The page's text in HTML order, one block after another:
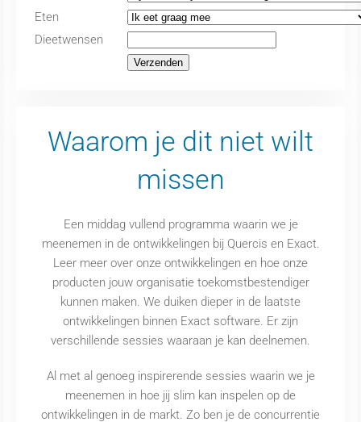
Eten
Dieetwensen
Waarom je dit niet wilt
missen
Een middag vullend programma waarin we je
meenemen in de ontwikkelingen bij Quercis en Exact.
Leer meer over onze ontwikkelingen en hoe onze
producten jouw organisatie toekomstbestendiger
kunnen maken. We duiken dieper in de laatste
ontwikkelingen binnen Exact software. Er zijn
verschillende sessies waaraan je kan deelnemen.
Al met al genoeg inspirerende sessies waarin we je
meenemen in hoe jij slim kan inspelen op de
ontwikkelingen in de markt. Zo ben je de concurrentie